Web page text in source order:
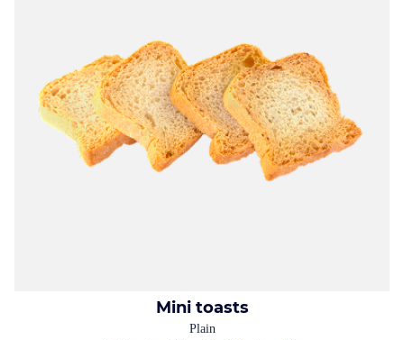
Mini toasts
Plain